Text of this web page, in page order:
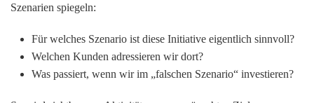
Szenarien spiegeln:
Für welches Szenario ist diese Initiative eigentlich sinnvoll?
Welchen Kunden adressieren wir dort?
Was passiert, wenn wir im „falschen Szenario“ investieren?